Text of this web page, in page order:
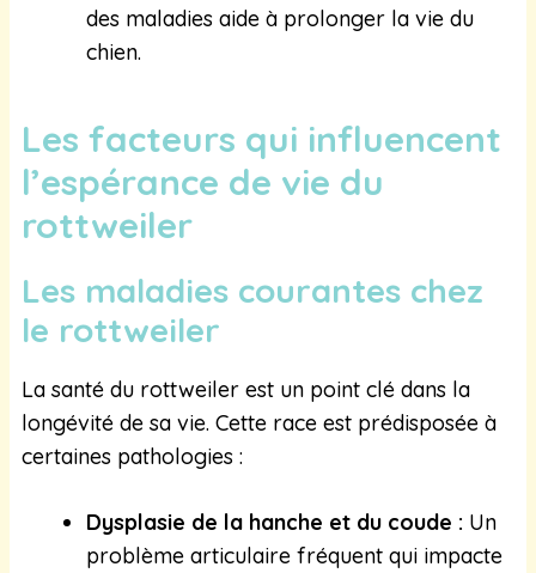
des maladies aide à prolonger la vie du
chien.
Les facteurs qui influencent
l’espérance de vie du
rottweiler
Les maladies courantes chez
le rottweiler
La santé du rottweiler est un point clé dans la
longévité de sa vie. Cette race est prédisposée à
certaines pathologies :
Dysplasie de la hanche et du coude : Un
problème articulaire fréquent qui impacte